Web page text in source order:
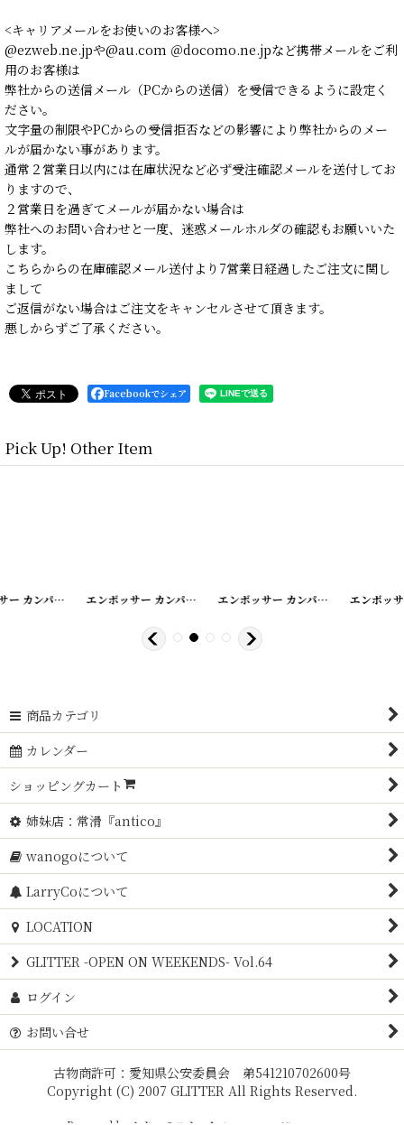
<キャリアメールをお使いのお客様へ>
@ezweb.ne.jpや@au.com ＠docomo.ne.jpなど携帯メールをご利
用のお客様は
弊社からの送信メール（PCからの送信）を受信できるように設定く
ださい。
文字量の制限やPCからの受信拒否などの影響により弊社からのメー
ルが届かない事があります。
通常２営業日以内には在庫状況など必ず受注確認メールを送付してお
りますので、
２営業日を過ぎてメールが届かない場合は
弊社へのお問い合わせと一度、迷惑メールホルダの確認もお願いいた
します。
こちらからの在庫確認メール送付より7営業日経過したご注文に関し
まして
ご返信がない場合はご注文をキャンセルさせて頂きます。
悪しからずご了承ください。
Facebookでシェア
Pick Up! Other Item
[20200424-6]エンボッサー カンパニーシール [20200424-14]
エンボッサー カンパニーシール [20200424-2]エンボッサー カンパニーシール
商品カテゴリ
カレンダー
ショッピングカート
姉妹店：常滑『antico』
wanogoについて
LarryCoについて
LOCATION
GLITTER -OPEN ON WEEKENDS- Vol.64
ログイン
お問い合せ
古物商許可：愛知県公安委員会 弟541210702600号
Copyright (C) 2007 GLITTER All Rights Reserved.